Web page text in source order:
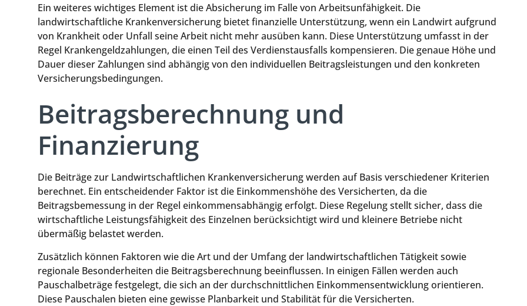
Ein weiteres wichtiges Element ist die Absicherung im Falle von Arbeitsunfähigkeit. Die
landwirtschaftliche Krankenversicherung bietet finanzielle Unterstützung, wenn ein Landwirt aufgrund
von Krankheit oder Unfall seine Arbeit nicht mehr ausüben kann. Diese Unterstützung umfasst in der
Regel Krankengeldzahlungen, die einen Teil des Verdienstausfalls kompensieren. Die genaue Höhe und
Dauer dieser Zahlungen sind abhängig von den individuellen Beitragsleistungen und den konkreten
Versicherungsbedingungen.
Beitragsberechnung und
Finanzierung
Die Beiträge zur Landwirtschaftlichen Krankenversicherung werden auf Basis verschiedener Kriterien
berechnet. Ein entscheidender Faktor ist die Einkommenshöhe des Versicherten, da die
Beitragsbemessung in der Regel einkommensabhängig erfolgt. Diese Regelung stellt sicher, dass die
wirtschaftliche Leistungsfähigkeit des Einzelnen berücksichtigt wird und kleinere Betriebe nicht
übermäßig belastet werden.
Zusätzlich können Faktoren wie die Art und der Umfang der landwirtschaftlichen Tätigkeit sowie
regionale Besonderheiten die Beitragsberechnung beeinflussen. In einigen Fällen werden auch
Pauschalbeträge festgelegt, die sich an der durchschnittlichen Einkommensentwicklung orientieren.
Diese Pauschalen bieten eine gewisse Planbarkeit und Stabilität für die Versicherten.